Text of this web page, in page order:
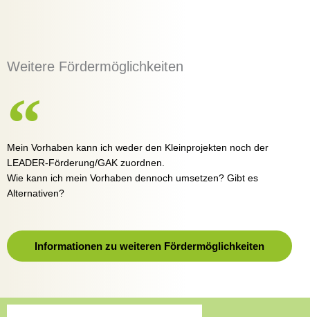
Weitere Fördermöglichkeiten
Mein Vorhaben kann ich weder den Kleinprojekten noch der
LEADER-Förderung/GAK zuordnen.
Wie kann ich mein Vorhaben dennoch umsetzen? Gibt es
Alternativen?
Informationen zu weiteren Fördermöglichkeiten